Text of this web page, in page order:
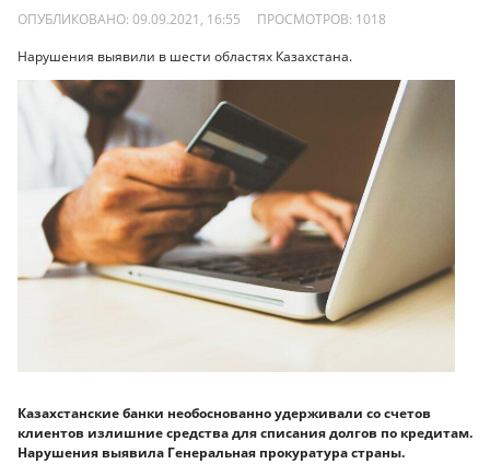
ОПУБЛИКОВАНО: 09.09.2021, 16:55 ПРОСМОТРОВ: 1018
Нарушения выявили в шести областях Казахстана.
Казахстанские банки необоснованно удерживали со счетов
клиентов излишние средства для списания долгов по кредитам.
Нарушения выявила Генеральная прокуратура страны.